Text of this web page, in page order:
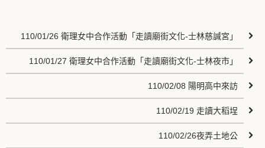
110/01/26 衛理女中合作活動「走讀廟街文化-士林慈諴宮」
110/01/27 衛理女中合作活動「走讀廟街文化-士林夜市」
110/02/08 陽明高中來訪
110/02/19 走讀大稻埕
110/02/26夜弄土地公